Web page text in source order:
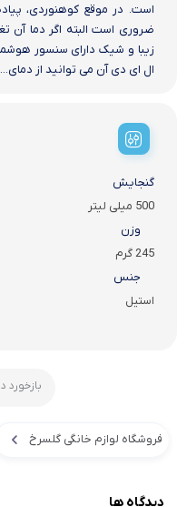
است. در موقع کوهنوردی،
ضروری است البته اگر دما آن
زیبا و شیک دارای سنسور
ال ای دی آن می توانید از دمای...
گنجایش
500 میلی لیتر
وزن
245 گرم
جنس
استیل
بازخورد
فروشگاه لوازم خانگی گلسرخ
دیدگاه ها